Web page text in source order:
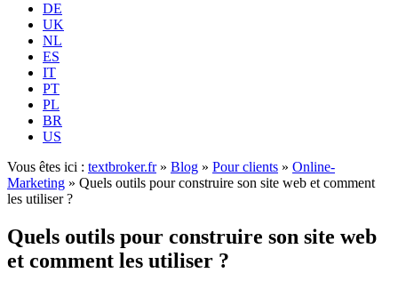
DE
UK
NL
ES
IT
PT
PL
BR
US
Vous êtes ici : textbroker.fr» Blog » Pour clients » Online-
Marketing » Quels outils pour construire son site web et comment
les utiliser ?
Quels outils pour construire son site web
et comment les utiliser ?